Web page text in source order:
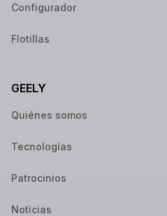
Configurador
Flotillas
GEELY
Quiénes somos
Tecnologías
Patrocinios
Noticias